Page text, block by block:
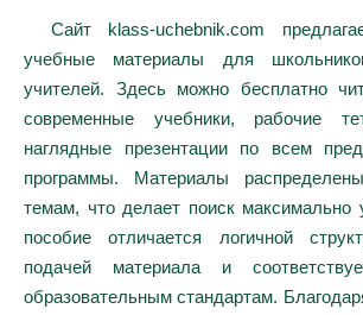
Сайт klass-uchebnik.com
учебные материалы для
учителей. Здесь можно бесплатно
современные учебники, рабочие
наглядные презентации по всем
программы. Материалы
темам, что делает поиск
пособие отличается логичной
подачей материала и
образовательным стандартам.